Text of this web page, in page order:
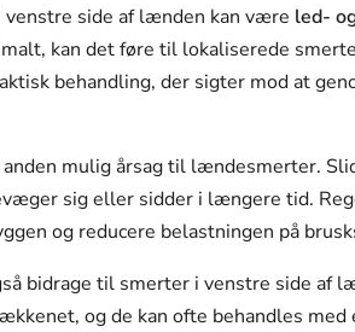
venstre side af lænden kan være led-
kan det føre til lokaliserede
behandling, der sigter mod at
mulig årsag til lændesmerter.
sig eller sidder i længere tid.
og reducere belastningen på
bidrage til smerter i venstre side af
og de kan ofte behandles